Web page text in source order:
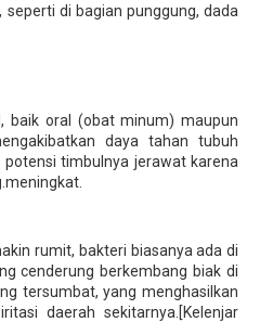
di bagian punggung, dada
baik oral (obat minum) maupun
daya tahan tubuh
timbulnya jerawat karena
rumit, bakteri biasanya ada di
cenderung berkembang biak di
tersumbat, yang menghasilkan
daerah sekitarnya.[Kelenjar